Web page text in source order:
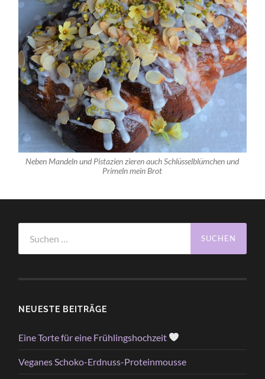
Neben Mandeln und Pistazien zieren auch Schlüsselblümchen und
Primeln mein Brot
nach:
NEUESTE BEITRÄGE
Eine Torte für eine Frühlingshochzeit
Veganes Schoko-Erdnuss-Proteinmousse